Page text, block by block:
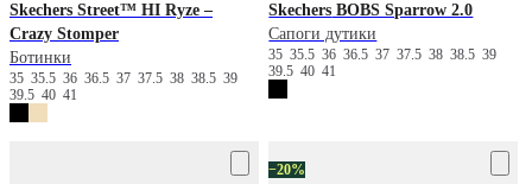
Skechers Street™ HI Ryze –
Crazy Stomper
Ботинки
35 35.5 36 36.5 37 37.5 38 38.5 39
39.5 40 41
Skechers BOBS Sparrow 2.0
Сапоги дутики
3535.53636.53737.53838.539
39.54041
−20%